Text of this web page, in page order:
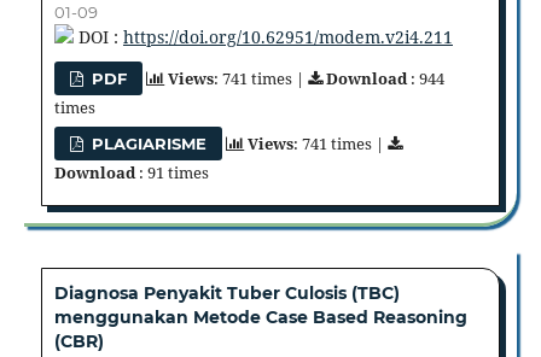
01-09
DOI : https://doi.org/10.62951/modem.v2i4.211
PDF Views: 741 times | Download: 944
times
PLAGIARISME Views: 741 times |
Download: 91 times
Diagnosa Penyakit Tuber Culosis (TBC)
menggunakan Metode Case Based Reasoning
(CBR)